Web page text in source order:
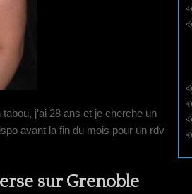
j’ai 28 ans et je cherche un
avant la fin du mois pour un rdv
sur Grenoble